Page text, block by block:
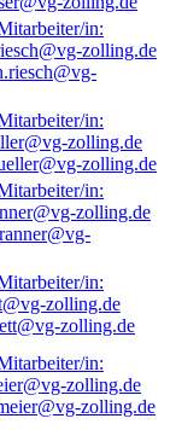
zolling.de
zolling.de
zolling.de